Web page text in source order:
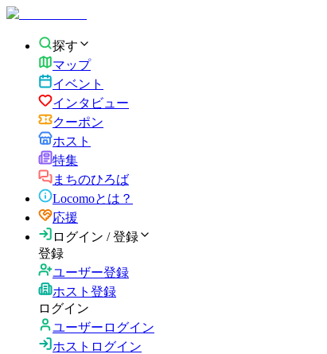
探す
マップ
イベント
インタビュー
クーポン
ホスト
特集
まちのひろば
Locomoとは？
応援
ログイン / 登録
登録
ユーザー登録
ホスト登録
ログイン
ユーザーログイン
ホストログイン